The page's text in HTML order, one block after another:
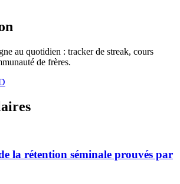
au quotidien : tracker de streak, cours
de frères.
la rétention séminale prouvés par